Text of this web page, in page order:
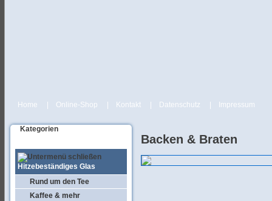
Home Online-Shop Kontakt Datenschutz Impressum
Kategorien
Hitzebeständiges Glas
Rund um den Tee
Kaffee & mehr
Backen & Braten